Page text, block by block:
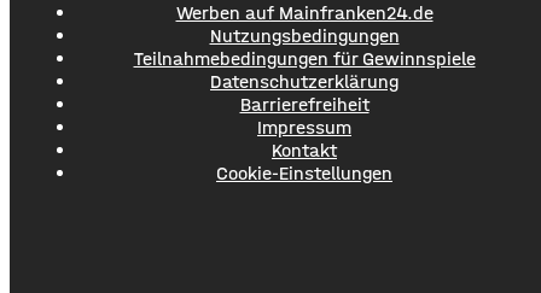
Werben auf Mainfranken24.de
Nutzungsbedingungen
Teilnahmebedingungen für Gewinnspiele
Datenschutzerklärung
Barrierefreiheit
Impressum
Kontakt
Cookie-Einstellungen